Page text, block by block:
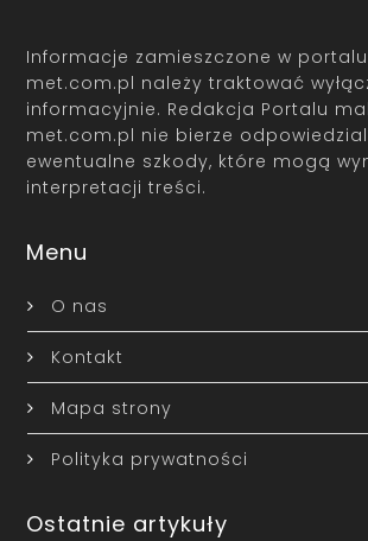
Informacje zamieszczone w
met.com.pl należy traktować
informacyjnie. Redakcja Portalu
met.com.pl nie bierze
ewentualne szkody, które mogą
interpretacji treści.
Menu
O nas
Kontakt
Mapa strony
Polityka prywatności
Ostatnie artykuły